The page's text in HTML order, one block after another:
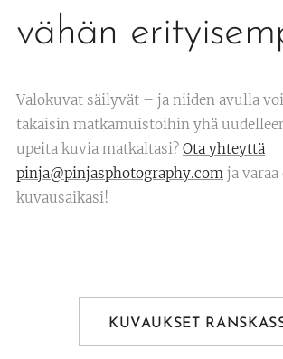
vähän
Valokuvat säilyvät – ja niiden avulla
takaisin matkamuistoihin yhä
upeita kuvia matkaltasi? Ota yhteyttä
pinja@pinjasphotography.com ja varaa
kuvausaikasi! 💌
KUVAUKSET